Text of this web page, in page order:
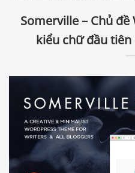
Somerville – Chủ
kiểu chữ đầu